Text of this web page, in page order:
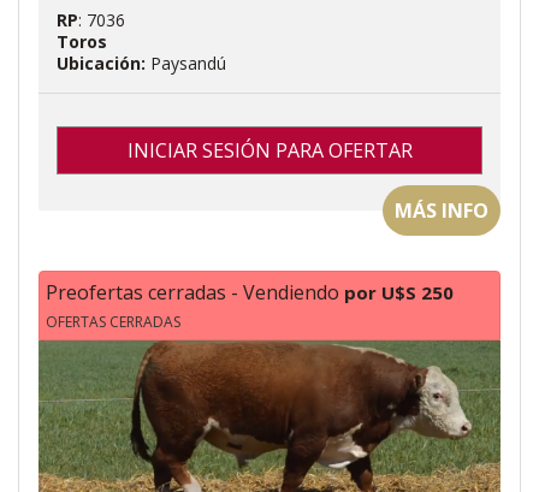
RP: 7036
Toros
Ubicación: Paysandú
INICIAR SESIÓN PARA OFERTAR
MÁS INFO
Preofertas cerradas - Vendiendo por U$S 250
OFERTAS CERRADAS